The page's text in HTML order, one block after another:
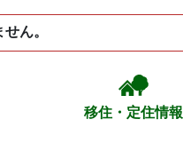
ん。
移住・定住情報